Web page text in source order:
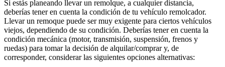
Si estás planeando llevar un remolque, a cualquier distancia,
deberías tener en cuenta la condición de tu vehículo remolcador.
Llevar un remoque puede ser muy exigente para ciertos vehículos
viejos, dependiendo de su condición. Deberías tener en cuenta la
condición mecánica (motor, transmisión, suspensión, frenos y
ruedas) para tomar la decisión de alquilar/comprar y, de
corresponder, considerar las siguientes opciones alternativas: